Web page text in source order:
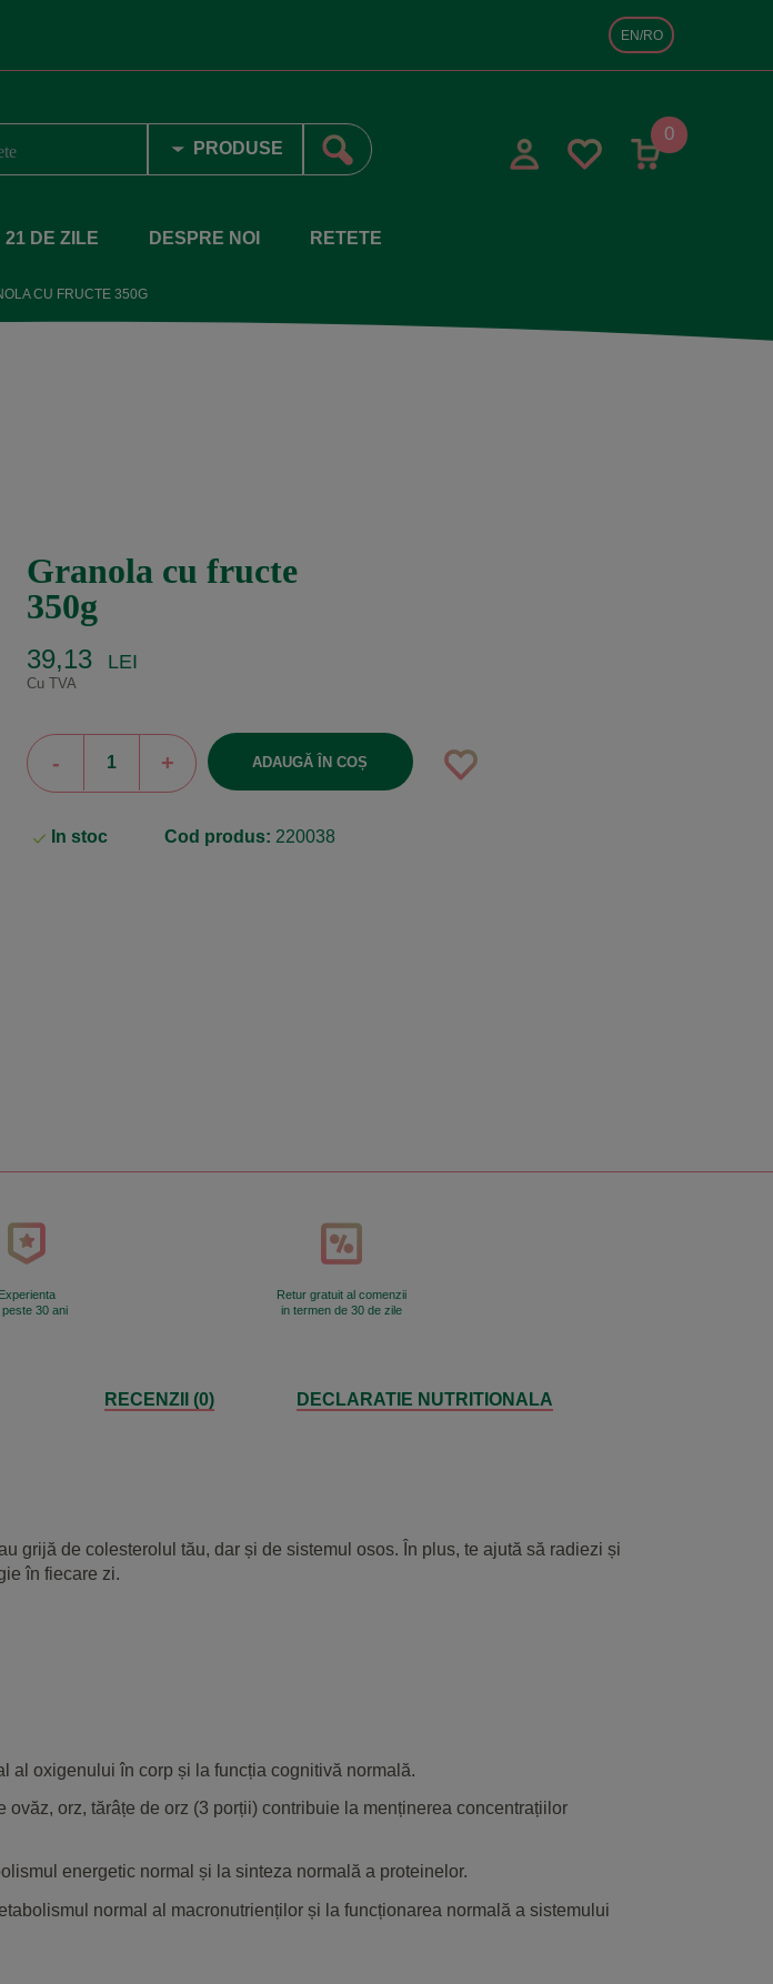
EN/RO
0
21 DE ZILE DESPRE NOI RETETE
CU FRUCTE 350G
granola cu fructe
350g
39,13 LEI
Cu TVA
- + ADAUGĂ ÎN COȘ
In stoc Cod produs: 220038
Experienta
peste 30 ani
Retur gratuit al comenzii
in termen de 30 de zile
RECENZII (0) DECLARATIE NUTRITIONALA
grijă de colesterolul tău, dar și de sistemul osos. În plus, te ajută să radiezi și
în fiecare zi.
al oxigenului în corp și la funcția cognitivă normală.
orz, tărâțe de orz (3 porții) contribuie la menținerea concentrațiilor
energetic normal și la sinteza normală a proteinelor.
normal al macronutrienților și la funcționarea normală a sistemului